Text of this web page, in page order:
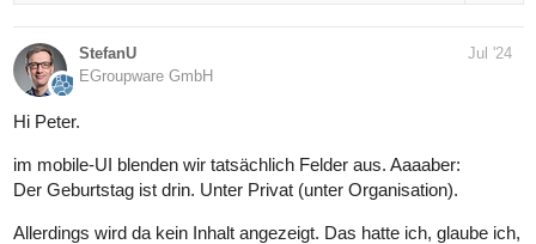
StefanU
EGroupware GmbH
Jul '24
Hi Peter.
im mobile-UI blenden wir tatsächlich Felder aus. Aaaaber:
Der Geburtstag ist drin. Unter Privat (unter Organisation).
Allerdings wird da kein Inhalt angezeigt. Das hatte ich, glaube ich,